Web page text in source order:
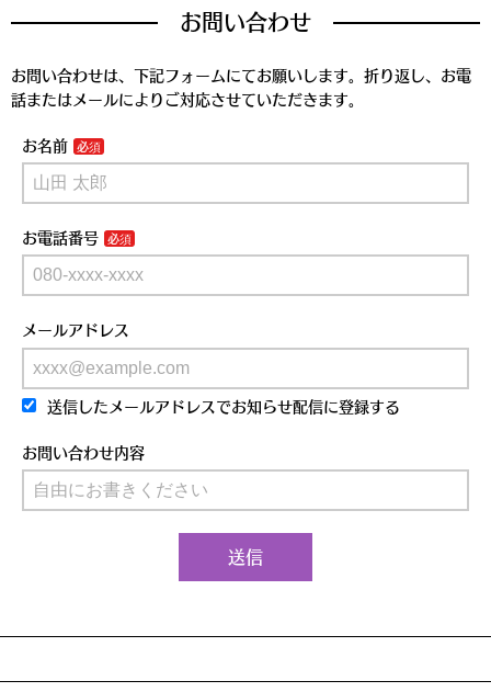
お問い合わせ
お問い合わせは、下記フォームにてお願いします。折り返し、お電
話またはメールによりご対応させていただきます。
お名前
お電話番号
メールアドレス
送信したメールアドレスでお知らせ配信に登録する
お問い合わせ内容
送信